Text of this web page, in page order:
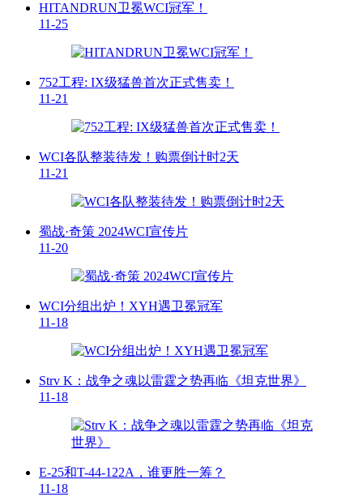
HITANDRUN卫冕WCI冠军！
11-25
752工程: IX级猛兽首次正式售卖！
11-21
WCI各队整装待发！购票倒计时2天
11-21
蜀战·奇策 2024WCI宣传片
11-20
WCI分组出炉！XYH遇卫冕冠军
11-18
Strv K：战争之魂以雷霆之势再临《坦克世界》
11-18
E-25和T-44-122A，谁更胜一筹？
11-18